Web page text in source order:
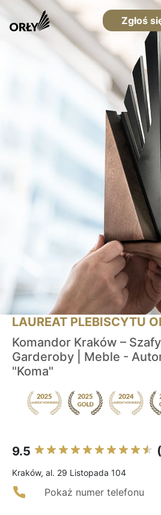
Zgłoś
LAUREAT PLEBISCYTU
Komandor Kraków –
Garderoby | Meble -
"Koma"
9.5
Kraków, al. 29 Listopada 104
Pokaż numer telefonu